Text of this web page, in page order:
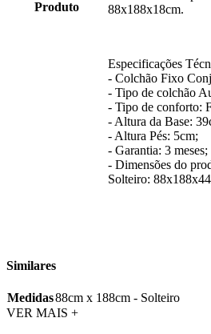
Produto
88x188x18cm.
Especificações
- Colchão Fixo
- Tipo de colchão
- Tipo de conforto:
- Altura da Base:
- Altura Pés: 5cm;
- Garantia: 3 meses;
- Dimensões do
Solteiro:
Similares
Medidas88cm x 188cm - Solteiro
VER MAIS +